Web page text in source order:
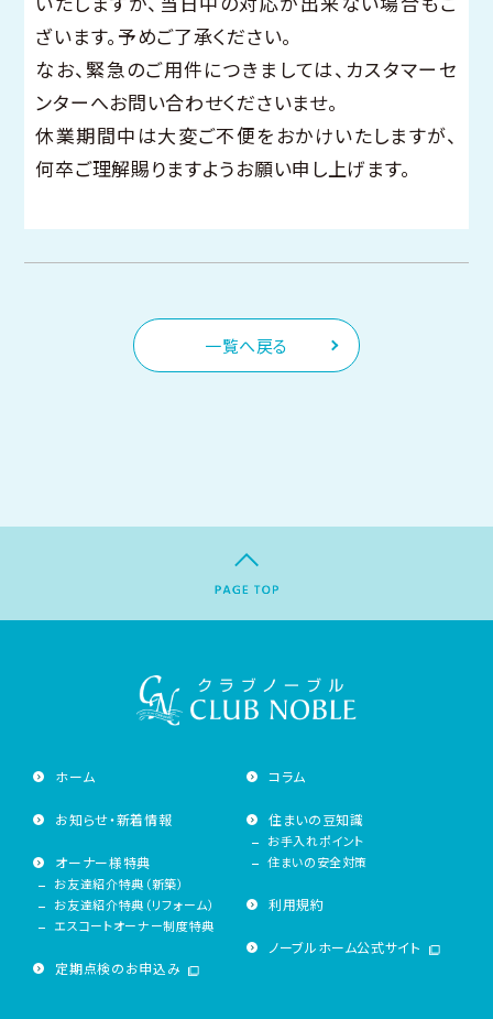
ざいます。予めご了承ください。
なお、緊急のご用件につきましては、カスタマーセ
ンターへお問い合わせくださいませ。
休業期間中は大変ご不便をおかけいたしますが、
何卒ご理解賜りますようお願い申し上げます。
一覧へ戻る
ホーム
お知らせ・新着情報
オーナー様特典
お友達紹介特典（新築）
お友達紹介特典（リフォーム）
エスコートオーナー制度特典
定期点検のお申込み
コラム
住まいの豆知識
お手入れポイント
住まいの安全対策
利用規約
ノーブルホーム公式サイト